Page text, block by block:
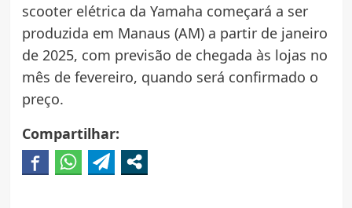
scooter elétrica da Yamaha começará a ser
produzida em Manaus (AM) a partir de janeiro
de 2025, com previsão de chegada às lojas no
mês de fevereiro, quando será confirmado o
preço.
Compartilhar: